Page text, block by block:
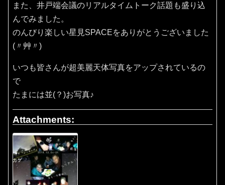
また、井戸端会議のリアルタイムトーク話題も盛り込
んでみました。
のんびり楽しい星見SPACEをありがとうございました
(〃艸〃)
いつも皆さんが超美麗天体写真をアップされているの
で
たまには並(？)お写真♪
Attachments: